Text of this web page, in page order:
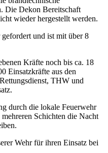
Die Dekon Bereitschaft
wieder hergestellt werden.
gefordert und ist mit über 8
Kräfte noch bis ca. 18
Einsatzkräfte aus den
THW und
durch die lokale Feuerwehr
Schichten die Nacht
Wehr für ihren Einsatz bei